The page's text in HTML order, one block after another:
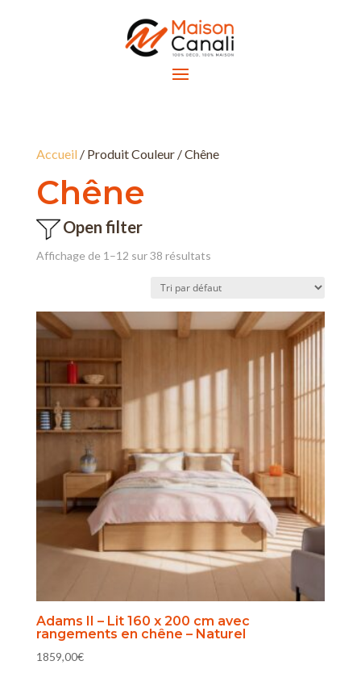
Accueil/ Produit Couleur / Chêne
Chêne
Open filter
Affichage de 1–12 sur 38 résultats
Adams II – Lit 160 x 200 cm avec
rangements en chêne – Naturel
1859,00€